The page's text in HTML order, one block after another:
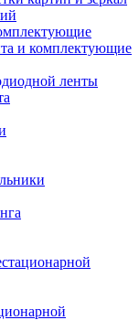
и комплектующие
ленты